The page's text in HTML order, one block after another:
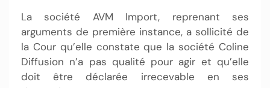
La société AVM Import, reprenant ses
arguments de première instance, a sollicité de
la Cour qu’elle constate que la société Coline
Diffusion n’a pas qualité pour agir et qu’elle
doit être déclarée irrecevable en ses